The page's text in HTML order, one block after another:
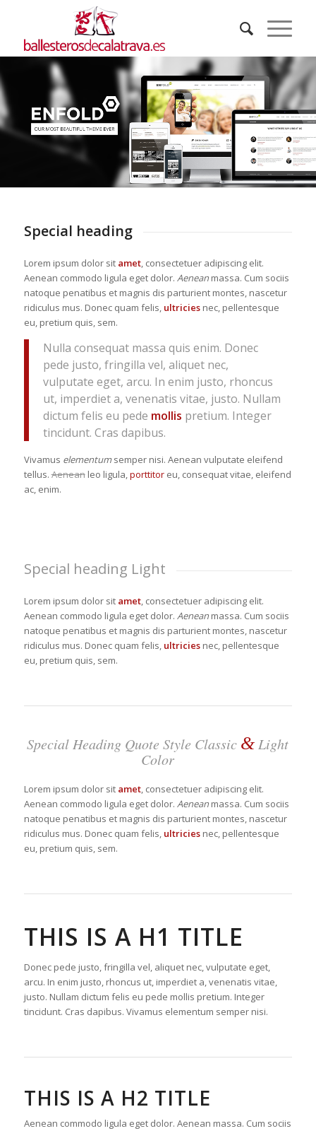
Special heading
Lorem ipsum dolor sit amet, consectetuer adipiscing elit.
Aenean commodo ligula eget dolor. Aeneanmassa. Cum sociis
natoque penatibus et magnis dis parturient montes, nascetur
ridiculus mus. Donec quam felis, ultriciesnec, pellentesque
eu, pretium quis, sem.
Nulla consequat massa quis enim. Donec
pede justo, fringilla vel, aliquet nec,
vulputate eget, arcu. In enim justo, rhoncus
ut, imperdiet a, venenatis vitae, justo. Nullam
dictum felis eu pede mollis pretium. Integer
tincidunt. Cras dapibus.
Vivamus elementumsemper nisi. Aenean vulputate eleifend
tellus.Aeneanleo ligula,porttitoreu, consequat vitae, eleifend
ac, enim.
Special heading Light
Lorem ipsum dolor sit amet, consectetuer adipiscing elit.
Aenean commodo ligula eget dolor. Aeneanmassa. Cum sociis
natoque penatibus et magnis dis parturient montes, nascetur
ridiculus mus. Donec quam felis, ultriciesnec, pellentesque
eu, pretium quis, sem.
Special Heading Quote Style Classic &Light
Color
Lorem ipsum dolor sit amet, consectetuer adipiscing elit.
Aenean commodo ligula eget dolor. Aeneanmassa. Cum sociis
natoque penatibus et magnis dis parturient montes, nascetur
ridiculus mus. Donec quam felis, ultriciesnec, pellentesque
eu, pretium quis, sem.
THIS IS A H1 TITLE
Donec pede justo, fringilla vel, aliquet nec, vulputate eget,
arcu. In enim justo, rhoncus ut, imperdiet a, venenatis vitae,
justo. Nullam dictum felis eu pede mollis pretium. Integer
tincidunt. Cras dapibus. Vivamus elementum semper nisi.
THIS IS A H2 TITLE
Aenean commodo ligula eget dolor. Aenean massa. Cum sociis